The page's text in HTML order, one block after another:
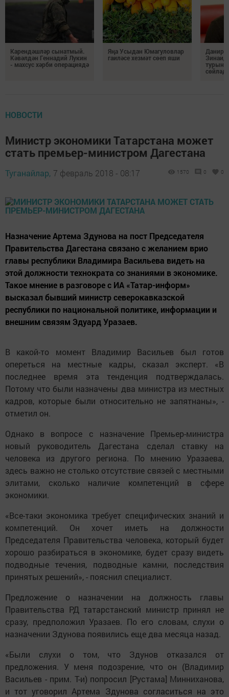
Карендәшләр сынатмый.
Кәвәлдән Геннадий Лукин
- махсус хәрби операциядә
Яңа Усыдан Юмагуловлар
гаиләсе хезмәт сөеп яши
Данир
сөйләде
НОВОСТИ
Министр экономики Татарстана может
стать премьер-министром Дагестана
Туганайлар, 7 февраль 2018 - 08:17 1570 0 0
Назначение Артема Здунова на пост Председателя
Правительства Дагестана связано с желанием врио
главы республики Владимира Васильева видеть на
этой должности технократа со знаниями в экономике.
Такое мнение в разговоре с ИА «Татар-информ»
высказал бывший министр северокавказской
республики по национальной политике, информации и
внешним связям Эдуард Уразаев.
В какой-то момент Владимир Васильев был готов
опереться на местные кадры, сказал эксперт. «В
последнее время эта тенденция подтверждалась.
Потому что были назначены два министра из местных
кадров, которые были относительно не запятнаны», -
отметил он.
Однако в вопросе с назначение Премьер-министра
новый руководитель Дагестана сделал ставку на
человека из другого региона. По мнению Уразаева,
здесь важно не столько отсутствие связей с местными
элитами, сколько наличие компетенций в сфере
экономики.
«Все-таки экономика требует специфических знаний и
компетенций. Он хочет иметь на должности
Председателя Правительства человека, который будет
хорошо разбираться в экономике, будет сразу видеть
подводные течения, подводные камни, последствия
принятых решений», - пояснил специалист.
Предложение о назначении на должность главы
Правительства РД татарстанский министр принял не
сразу, предположил Уразаев. По его словам, слухи о
назначении Здунова появились еще два месяца назад.
«Были слухи о том, что Здунов отказался от
предложения. У меня подозрение, что он (Владимир
Васильев - прим. Т-и) попросил [Рустама] Минниханова,
и тот уговорил Артема Здунова согласиться на это